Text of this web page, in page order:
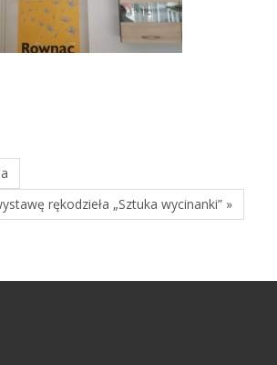
rękodzieła „Sztuka wycinanki” »